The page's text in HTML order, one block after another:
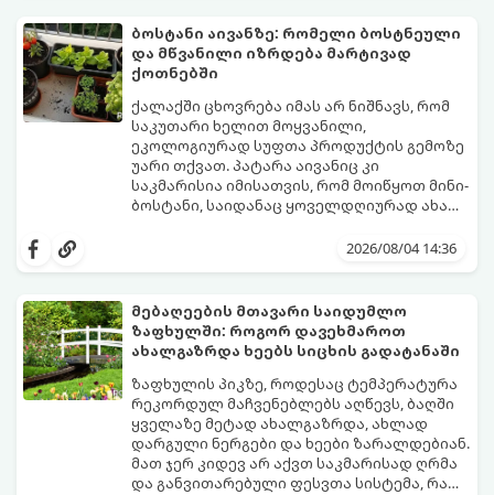
ბოსტანი აივანზე: რომელი ბოსტნეული
და მწვანილი იზრდება მარტივად
ქოთნებში
ქალაქში ცხოვრება იმას არ ნიშნავს, რომ
საკუთარი ხელით მოყვანილი,
ეკოლოგიურად სუფთა პროდუქტის გემოზე
უარი თქვათ. პატარა აივანიც კი
საკმარისია იმისათვის, რომ მოიწყოთ მინი-
ბოსტანი, საიდანაც ყოველდღიურად ახალ,
სასიამოვნო და ესთეტიკური ჰობია.
კარგად და როგორ მოუაროთ მათ სწორად.
2026/08/04 14:36
მებაღეების მთავარი საიდუმლო
ზაფხულში: როგორ დავეხმაროთ
ახალგაზრდა ხეებს სიცხის გადატანაში
ზაფხულის პიკზე, როდესაც ტემპერატურა
რეკორდულ მაჩვენებლებს აღწევს, ბაღში
ყველაზე მეტად ახალგაზრდა, ახლად
დარგული ნერგები და ხეები ზარალდებიან.
მათ ჯერ კიდევ არ აქვთ საკმარისად ღრმა
და განვითარებული ფესვთა სისტემა, რათა